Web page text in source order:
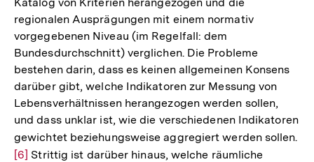
regionalen Ausprägungen mit einem normativ
vorgegebenen Niveau (im Regelfall: dem
Bundesdurchschnitt) verglichen. Die Probleme
bestehen darin, dass es keinen allgemeinen Konsens
darüber gibt, welche Indikatoren zur Messung von
Lebensverhältnissen herangezogen werden sollen,
und dass unklar ist, wie die verschiedenen Indikatoren
gewichtet beziehungsweise aggregiert werden sollen.
[6] Strittig ist darüber hinaus, welche räumliche